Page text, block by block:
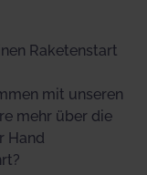
Raketenstart
mit unseren
mehr über die
Hand